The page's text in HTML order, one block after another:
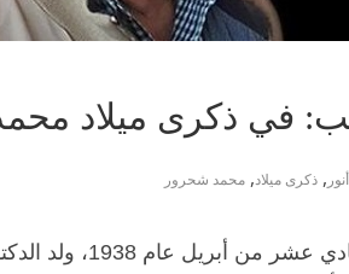
في ذكرى ميلاد
, ذكرى ميلاد, محمد شحرور
في مثل هذا